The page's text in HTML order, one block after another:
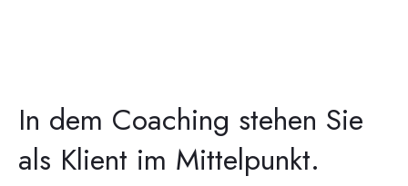
In dem Coaching stehen Sie
als Klient im Mittelpunkt.